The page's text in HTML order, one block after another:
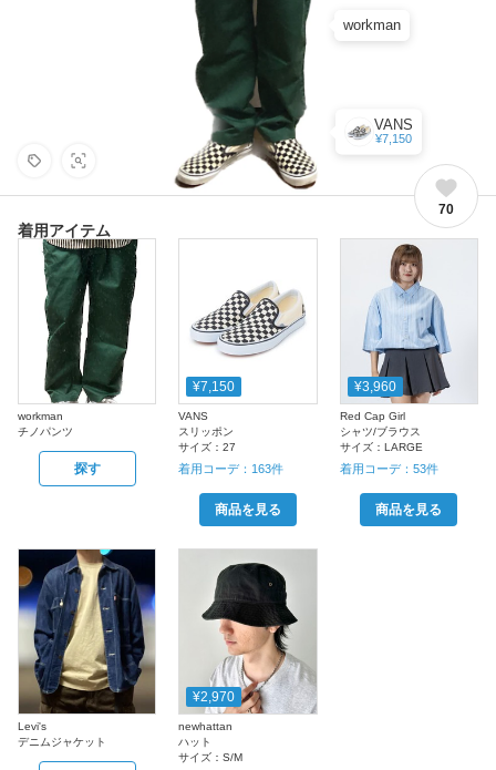
workman
VANS
¥7,150
70
着用アイテム
workman
チノパンツ
探す
¥7,150
VANS
スリッポン
サイズ：27
着用コーデ： 163件
商品を見る
¥3,960
Red Cap Girl
シャツ/ブラウス
サイズ： LARGE
着用コーデ： 53件
商品を見る
Levi's
デニムジャケット
¥2,970
newhattan
ハット
サイズ：S/M